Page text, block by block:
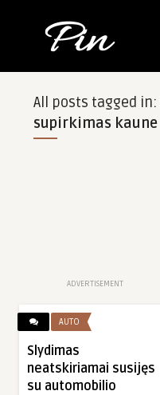
All posts tagged in:
supirkimas kaune
ADVERTISEMENT
AUTO
Slydimas
neatskiriamai susijęs
su automobilio